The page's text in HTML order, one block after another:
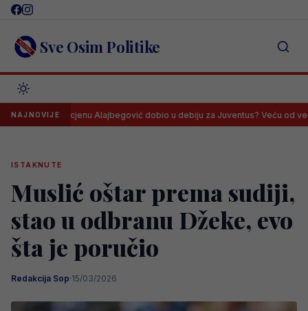
Skip
content Sve Osim Politike
NAJNOVIJE
je ocjenu Alajbegović dobio u debiju za Juventus? Veću od većine..
ISTAKNUTE
Muslić oštar prema sudiji,
stao u odbranu Džeke, evo
šta je poručio
Redakcija Sop·15/03/2026